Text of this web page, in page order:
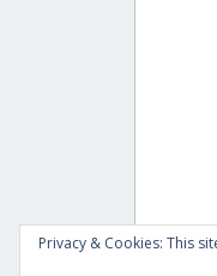
Privacy & Cookies: This